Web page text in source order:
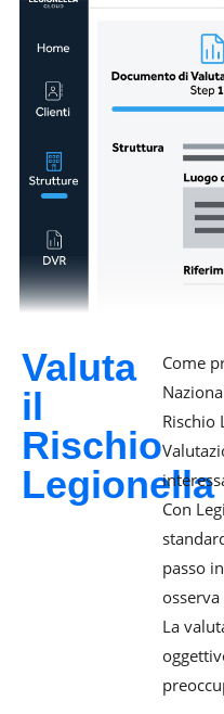
Valuta
il
Rischio
Legionella
Come
Rischio
Con
passo
La